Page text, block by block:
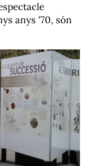
anys '70, són